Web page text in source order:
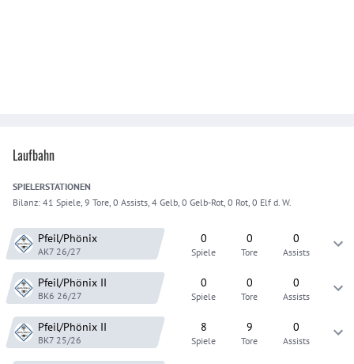
Laufbahn
SPIELERSTATIONEN
Bilanz: 41 Spiele, 9 Tore, 0 Assists, 4 Gelb, 0 Gelb-Rot, 0 Rot, 0 Elf d. W.
Pfeil/Phönix
AK7 26/27
0
Spiele
0
Tore
0
Assists
Pfeil/Phönix II
BK6 26/27
0
Spiele
0
Tore
0
Assists
Pfeil/Phönix II
BK7 25/26
8
Spiele
9
Tore
0
Assists